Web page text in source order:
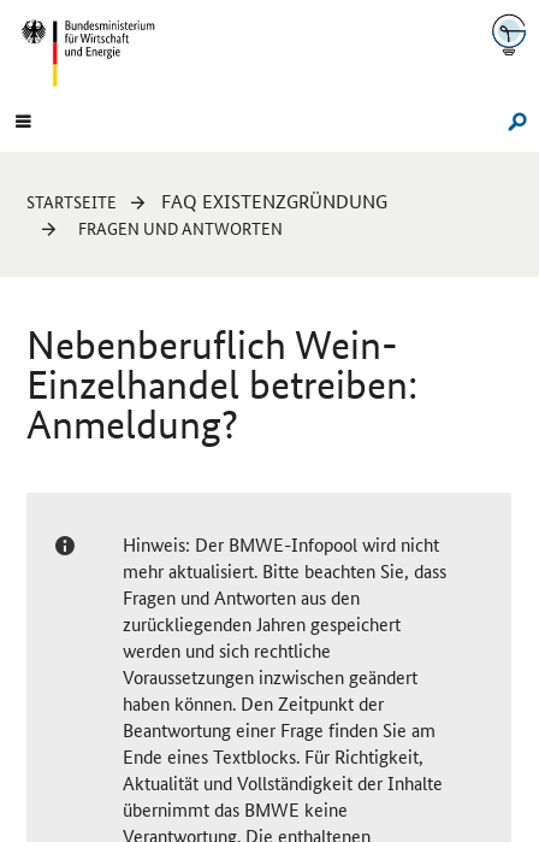
Navigation
Hauptmenü
Sie
sind
STARTSEITE FAQ EXISTENZGRÜNDUNG
FRAGEN UND ANTWORTEN
Nebenberuflich Wein-
Einzelhandel betreiben:
Anmeldung?
Hinweis: Der BMWE-Infopool wird nicht
mehr aktualisiert. Bitte beachten Sie, dass
Fragen und Antworten aus den
zurückliegenden Jahren gespeichert
werden und sich rechtliche
Voraussetzungen inzwischen geändert
haben können. Den Zeitpunkt der
Beantwortung einer Frage finden Sie am
Ende eines Textblocks. Für Richtigkeit,
Aktualität und Vollständigkeit der Inhalte
übernimmt das BMWE keine
Verantwortung. Die enthaltenen